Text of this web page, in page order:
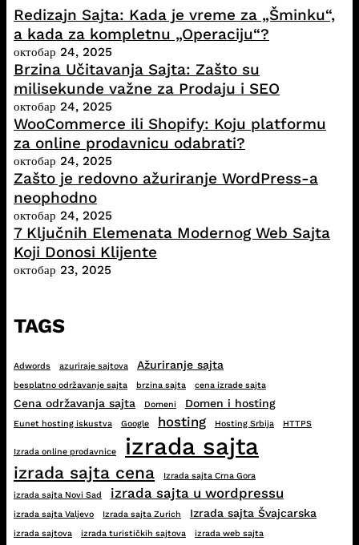
Redizajn Sajta: Kada je vreme za „Šminku“,
a kada za kompletnu „Operaciju“?
октобар 24, 2025
Brzina Učitavanja Sajta: Zašto su
milisekunde važne za Prodaju i SEO
октобар 24, 2025
WooCommerce ili Shopify: Koju platformu
za online prodavnicu odabrati?
октобар 24, 2025
Zašto je redovno ažuriranje WordPress-a
neophodno
октобар 24, 2025
7 Ključnih Elemenata Modernog Web Sajta
Koji Donosi Klijente
октобар 23, 2025
TAGS
Adwords azuriraje sajtova Ažuriranje sajta
besplatno održavanje sajta brzina sajta cena izrade sajta
Cena održavanja sajta Domeni Domen i hosting
Eunet hosting iskustva Google hosting Hosting Srbija HTTPS
Izrada online prodavnice izrada sajta
izrada sajta cena
Izrada sajta Crna Gora
izrada sajta Novi Sad
izrada sajta u wordpressu
izrada sajta Valjevo Izrada sajta Zurich Izrada sajta Švajcarska
izrada sajtova izrada turističkih sajtova
izrada web sajta